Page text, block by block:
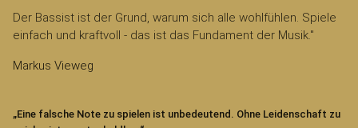
Der Bassist ist der Grund, warum sich alle wohlfühlen. Spiele
einfach und kraftvoll - das ist das Fundament der Musik."
Markus Vieweg
„Eine falsche Note zu spielen ist unbedeutend. Ohne Leidenschaft zu